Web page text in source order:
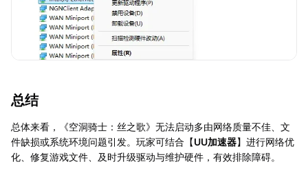
总结
总体来看，《空洞骑士：丝之歌》无法启动多由网络质量不佳、文
件缺损或系统环境问题引发。玩家可结合【UU加速器】进行网络优
化、修复游戏文件、及时升级驱动与维护硬件，有效排除障碍。